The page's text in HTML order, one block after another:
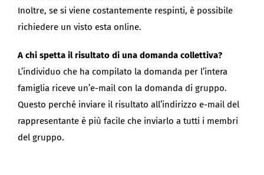
Inoltre, se si viene costantemente respinti, è possibile
richiedere un visto esta online.
A chi spetta il risultato di una domanda collettiva?
L’individuo che ha compilato la domanda per l’intera
famiglia riceve un’e-mail con la domanda di gruppo.
Questo perché inviare il risultato all’indirizzo e-mail del
rappresentante è più facile che inviarlo a tutti i membri
del gruppo.